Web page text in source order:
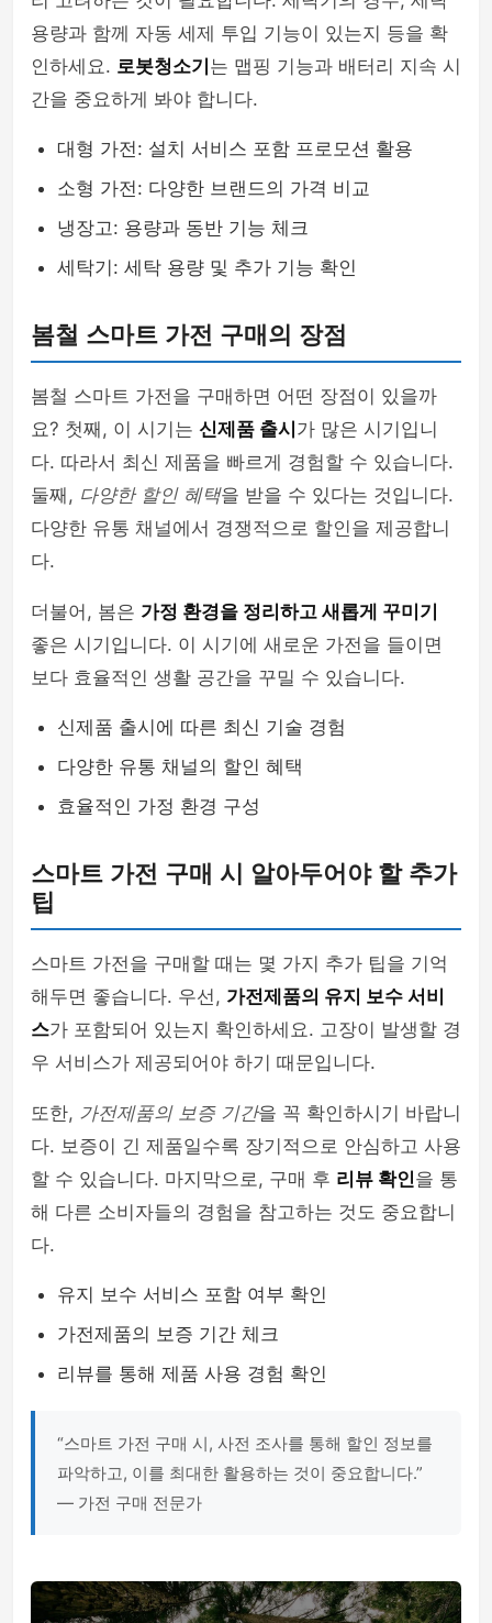
용량과 함께 자동 세제 투입 기능이 있는지 등을 확
인하세요. 로봇청소기 는 맵핑 기능과 배터리 지속 시
간을 중요하게 봐야 합니다.
대형 가전: 설치 서비스 포함 프로모션 활용
소형 가전: 다양한 브랜드의 가격 비교
냉장고: 용량과 동반 기능 체크
세탁기: 세탁 용량 및 추가 기능 확인
봄철 스마트 가전 구매의 장점
봄철 스마트 가전을 구매하면 어떤 장점이 있을까
요? 첫째, 이 시기는 신제품 출시 가 많은 시기입니
다. 따라서 최신 제품을 빠르게 경험할 수 있습니다.
둘째, 다양한 할인 혜택을 받을 수 있다는 것입니다.
다양한 유통 채널에서 경쟁적으로 할인을 제공합니
다.
더불어, 봄은 가정 환경을 정리하고 새롭게 꾸미기
좋은 시기입니다. 이 시기에 새로운 가전을 들이면
보다 효율적인 생활 공간을 꾸밀 수 있습니다.
신제품 출시에 따른 최신 기술 경험
다양한 유통 채널의 할인 혜택
효율적인 가정 환경 구성
스마트 가전 구매 시 알아두어야 할 추가
팁
스마트 가전을 구매할 때는 몇 가지 추가 팁을 기억
해두면 좋습니다. 우선, 가전제품의 유지 보수 서비
스가 포함되어 있는지 확인하세요. 고장이 발생할 경
우 서비스가 제공되어야 하기 때문입니다.
또한, 가전제품의 보증 기간을 꼭 확인하시기 바랍니
다. 보증이 긴 제품일수록 장기적으로 안심하고 사용
할 수 있습니다. 마지막으로, 구매 후 리뷰 확인을 통
해 다른 소비자들의 경험을 참고하는 것도 중요합니
다.
유지 보수 서비스 포함 여부 확인
가전제품의 보증 기간 체크
리뷰를 통해 제품 사용 경험 확인
“스마트 가전 구매 시, 사전 조사를 통해 할인 정보를
파악하고, 이를 최대한 활용하는 것이 중요합니다.”
— 가전 구매 전문가